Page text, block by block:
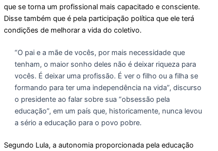
que se torna um profissional mais capacitado e consciente.
Disse também que é pela participação política que ele terá
condições de melhorar a vida do coletivo.
“O pai e a mãe de vocês, por mais necessidade que
tenham, o maior sonho deles não é deixar riqueza para
vocês. É deixar uma profissão. É ver o filho ou a filha se
formando para ter uma independência na vida”, discurso
o presidente ao falar sobre sua “obsessão pela
educação”, em um país que, historicamente, nunca levou
a sério a educação para o povo pobre.
Segundo Lula, a autonomia proporcionada pela educação